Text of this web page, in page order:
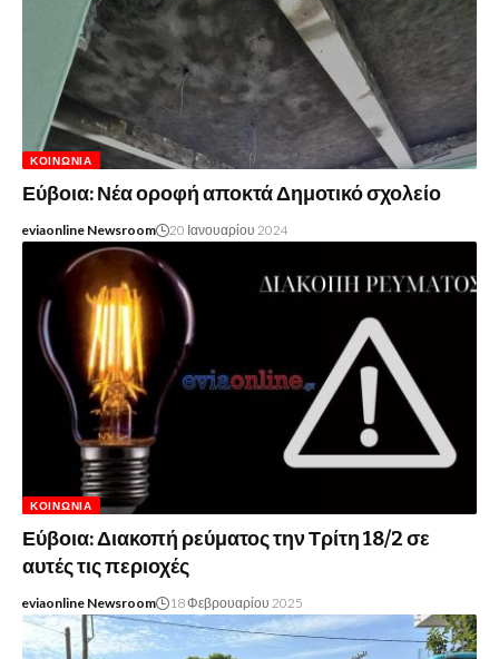
ΚΟΙΝΩΝΊΑ
Εύβοια: Νέα οροφή αποκτά Δημοτικό σχολείο
eviaonline Newsroom 20 Ιανουαρίου 2024
ΚΟΙΝΩΝΊΑ
Εύβοια: Διακοπή ρεύματος την Τρίτη 18/2 σε
αυτές τις περιοχές
eviaonline Newsroom 18 Φεβρουαρίου 2025